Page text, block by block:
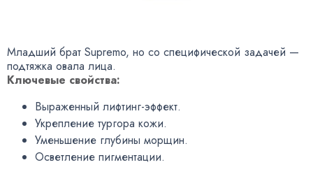
Младший брат Supremo, но со специфической задачей —
подтяжка овала лица.
Ключевые свойства:
Выраженный лифтинг-эффект.
Укрепление тургора кожи.
Уменьшение глубины морщин.
Осветление пигментации.